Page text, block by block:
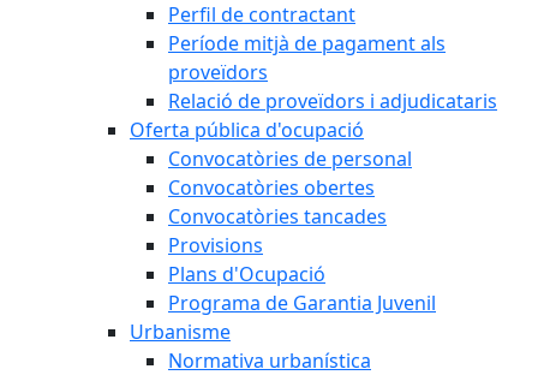
Perfil de contractant
Període mitjà de pagament als
proveïdors
Relació de proveïdors i adjudicataris
Oferta pública d'ocupació
Convocatòries de personal
Convocatòries obertes
Convocatòries tancades
Provisions
Plans d'Ocupació
Programa de Garantia Juvenil
Urbanisme
Normativa urbanística